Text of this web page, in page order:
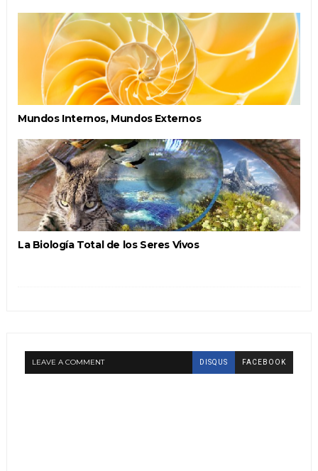
Mundos Internos, Mundos Externos
La Biología Total de los Seres Vivos
LEAVE A COMMENT DISQUS FACEBOOK